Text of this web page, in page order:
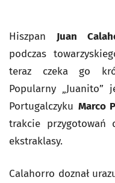
Hiszpan Juan
podczas
teraz czeka go
Popularny
Portugalczyku Marco
trakcie przygotowań
ekstraklasy.
Calahorro doznał